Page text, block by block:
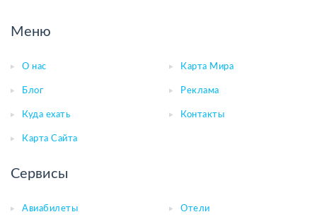
Меню
О нас Карта Мира
Блог Реклама
Куда ехать Контакты
Карта Сайта
Сервисы
Авиабилеты Отели